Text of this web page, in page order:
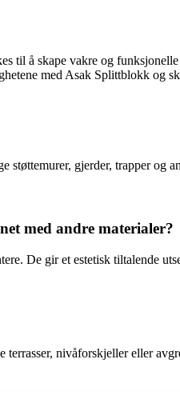
til å skape vakre og
med Asak Splittblokk og
støttemurer, gjerder, trapper
med andre materialer?
De gir et estetisk tiltalende
nivåforskjeller eller